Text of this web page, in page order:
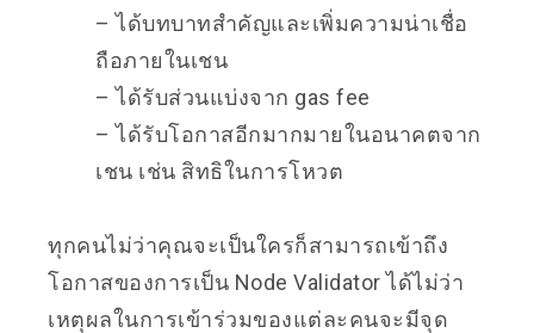
– ได้บทบาทสำคัญและเพิ่มความน่าเชื่อ
ถือภายในเชน
– ได้รับส่วนแบ่งจาก gas fee
– ได้รับโอกาสอีกมากมายในอนาคตจาก
เชน เช่น สิทธิในการโหวต
ทุกคนไม่ว่าคุณจะเป็นใครก็สามารถเข้าถึง
โอกาสของการเป็น Node Validator ได้ไม่ว่า
เหตุผลในการเข้าร่วมของแต่ละคนจะมีจุด